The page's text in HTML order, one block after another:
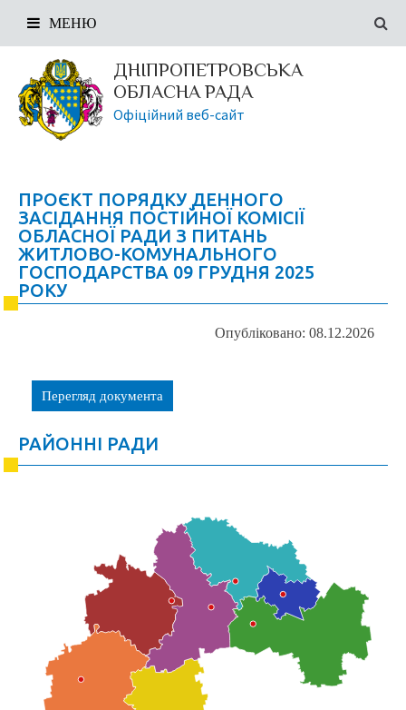
ДНІПРОПЕТРОВСЬКА
ОБЛАСНА РАДА
Офіційний веб-сайт
МЕНЮ
ПРОЄКТ ПОРЯДКУ ДЕННОГО
ЗАСІДАННЯ ПОСТІЙНОЇ КОМІСІЇ
ОБЛАСНОЇ РАДИ З ПИТАНЬ
ЖИТЛОВО-КОМУНАЛЬНОГО
ГОСПОДАРСТВА 09 ГРУДНЯ 2025
РОКУ
Опубліковано: 08.12.2026
Перегляд документа
РАЙОННІ РАДИ